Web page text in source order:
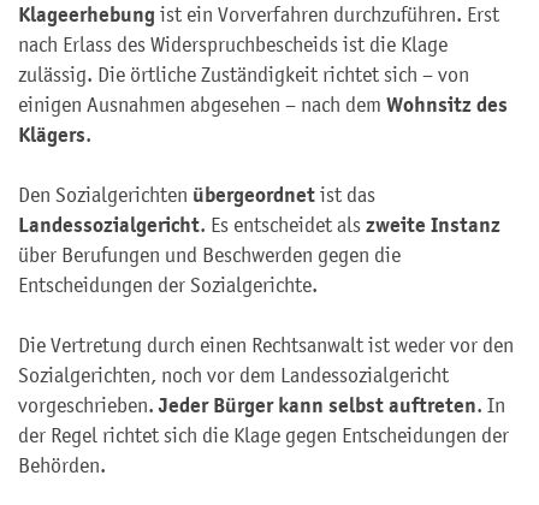
Klageerhebung ist ein Vorverfahren durchzuführen. Erst
nach Erlass des Widerspruchbescheids ist die Klage
zulässig. Die örtliche Zuständigkeit richtet sich – von
einigen Ausnahmen abgesehen – nach dem Wohnsitz des
Klägers.
Den Sozialgerichten übergeordnet ist das
Landessozialgericht. Es entscheidet als zweite Instanz
über Berufungen und Beschwerden gegen die
Entscheidungen der Sozialgerichte.
Die Vertretung durch einen Rechtsanwalt ist weder vor den
Sozialgerichten, noch vor dem Landessozialgericht
vorgeschrieben.Jeder Bürger kann selbst auftreten. In
der Regel richtet sich die Klage gegen Entscheidungen der
Behörden.